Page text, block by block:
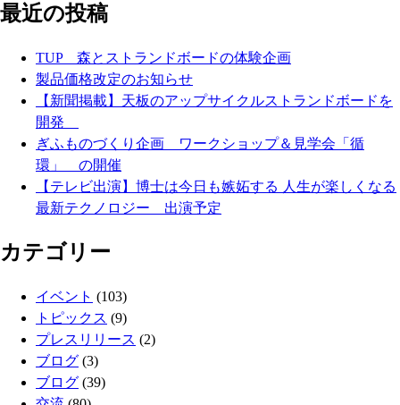
最近の投稿
TUP 森とストランドボードの体験企画
製品価格改定のお知らせ
【新聞掲載】天板のアップサイクルストランドボードを
開発
ぎふものづくり企画 ワークショップ＆見学会「循
環」 の開催
【テレビ出演】博士は今日も嫉妬する 人生が楽しくなる
最新テクノロジー 出演予定
カテゴリー
イベント (103)
トピックス (9)
プレスリリース (2)
ブログ (3)
ブログ (39)